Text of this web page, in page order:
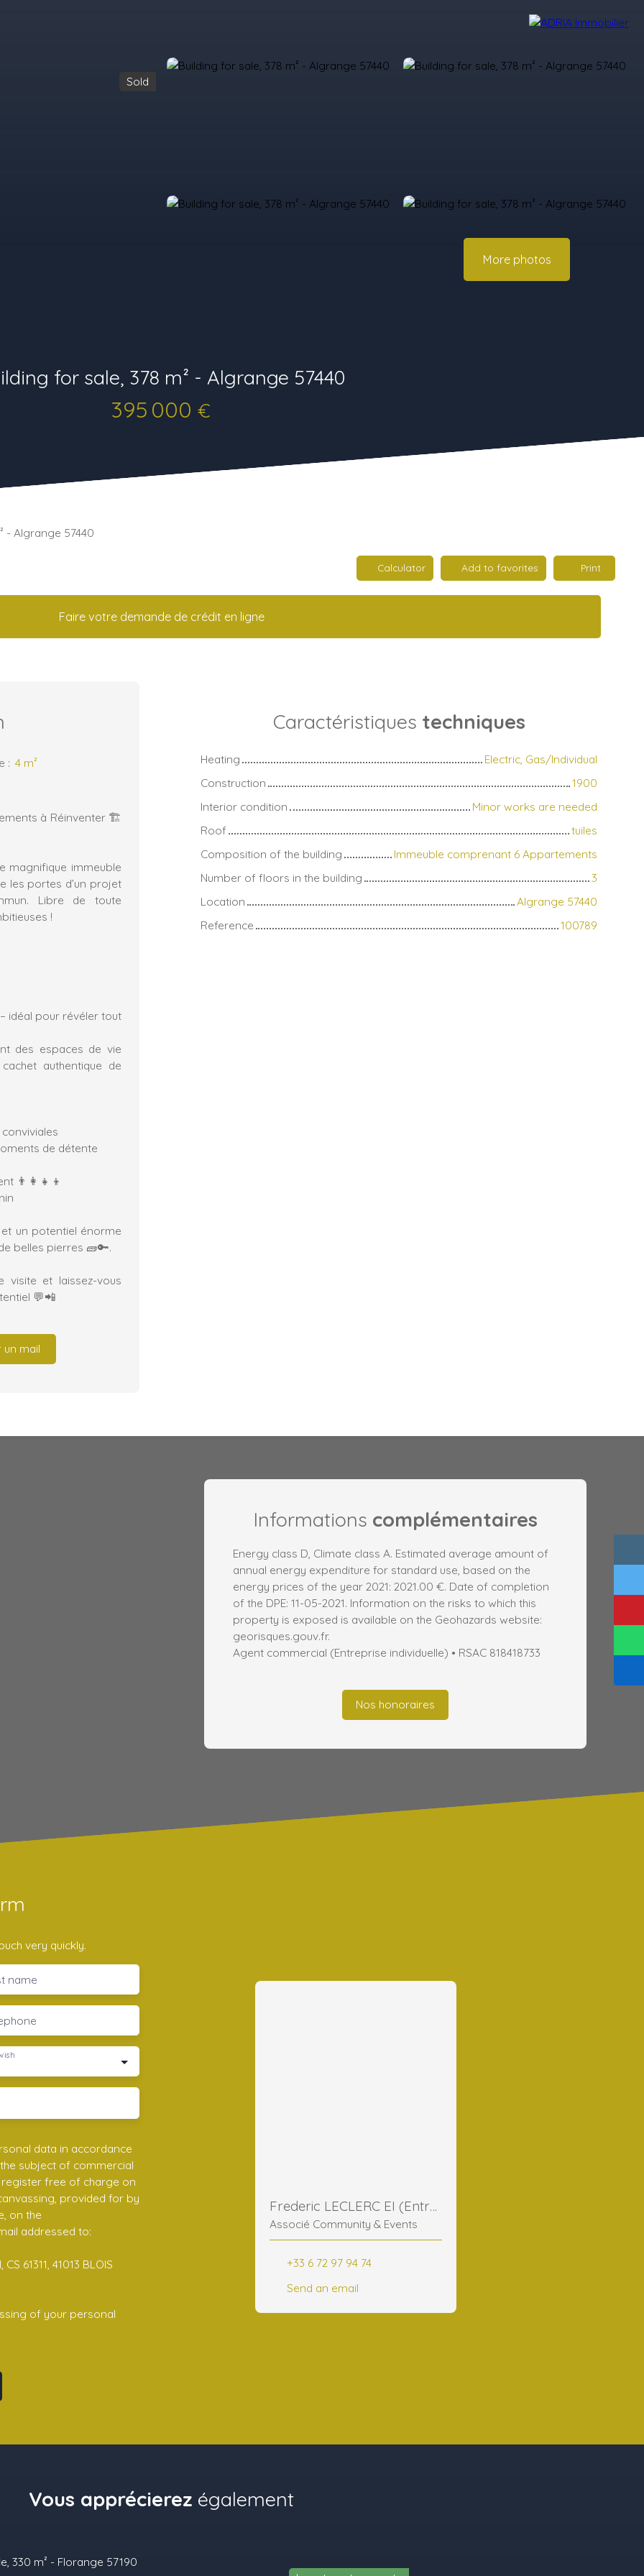
Sold
More photos
for sale, 378 m² - Algrange 57440
395 000 €
- Algrange 57440
Calculator Add to favorites Print
Faire votre demande de crédit en ligne
: 4 m²
à Réinventer 🏗️
magnifique immeuble
les portes d’un projet
Libre de toute
!
idéal pour révéler tout
des espaces de vie
authentique de
de détente
👨‍👩‍👧‍👦
un potentiel énorme
belles pierres 🧱🔑.
visite et laissez-vous
💬📲
un mail
Caractéristiques techniques
Heating
Electric, Gas/Individual
Construction
1900
Interior condition
Minor works are needed
Roof
tuiles
Composition of the building
Immeuble comprenant 6 Appartements
Number of floors in the building
3
Location
Algrange 57440
Reference
100789
Informations complémentaires
Energy class D, Climate class A. Estimated average amount of
annual energy expenditure for standard use, based on the
energy prices of the year 2021: 2021.00 €. Date of completion
of the DPE: 11-05-2021. Information on the risks to which this
property is exposed is available on the Geohazards website:
georisques.gouv.fr.
Agent commercial (Entreprise individuelle) • RSAC 818418733
Nos honoraires
very quickly.
name
data in accordance
subject of commercial
free of charge on
provided for by
on the
addressed to:
61311, 41013 BLOIS
of your personal
Frederic LECLERC EI (Entreprise Individuelle)
Associé Community & Events
+33 6 72 97 94 74
Send an email
Vous apprécierez également